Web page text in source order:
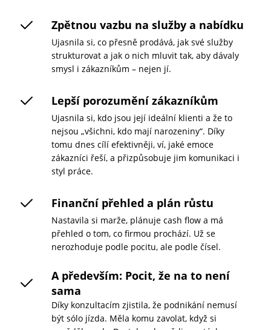
Zpětnou vazbu na služby a nabídku
Ujasnila si, co přesně prodává, jak své služby
strukturovat a jak o nich mluvit tak, aby dávaly
smysl i zákazníkům – nejen jí.
Lepší porozumění zákazníkům
Ujasnila si, kdo jsou její ideální klienti a že to
nejsou „všichni, kdo mají narozeniny“. Díky
tomu dnes cílí efektivněji, ví, jaké emoce
zákazníci řeší, a přizpůsobuje jim komunikaci i
styl práce.
Finanční přehled a plán růstu
Nastavila si marže, plánuje cash flow a má
přehled o tom, co firmou prochází. Už se
nerozhoduje podle pocitu, ale podle čísel.
A především: Pocit, že na to není
sama
Díky konzultacím zjistila, že podnikání nemusí
být sólo jízda. Měla komu zavolat, když si